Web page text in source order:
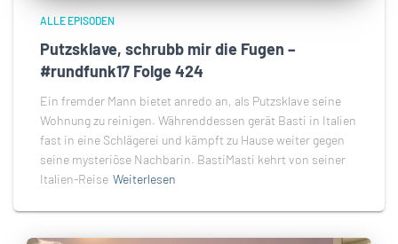
ALLE EPISODEN
Putzsklave, schrubb mir die Fugen –
#rundfunk17 Folge 424
Ein fremder Mann bietet anredo an, als Putzsklave seine
Wohnung zu reinigen. Währenddessen gerät Basti in Italien
fast in eine Schlägerei und kämpft zu Hause weiter gegen
seine mysteriöse Nachbarin. BastiMasti kehrt von seiner
Italien-Reise Weiterlesen